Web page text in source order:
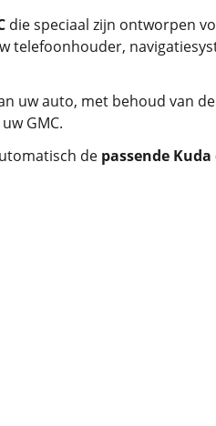
die speciaal zijn ontworpen
telefoonhouder,
uw auto, met behoud van
GMC.
de passende